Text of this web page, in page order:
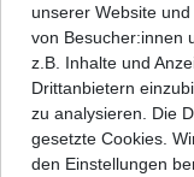
Wunschliste
* inkl. ges. MwSt. zzgl.
unserer Website
von Besucher:innen
z.B. Inhalte und
Drittanbietern
zu analysieren. Die
gesetzte Cookies.
den Einstellungen